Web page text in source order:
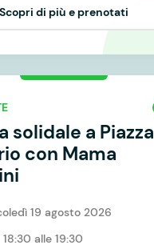
Scopri di più e prenotati
solidale a Piazza
con Mama
19 agosto 2026
alle 19:30